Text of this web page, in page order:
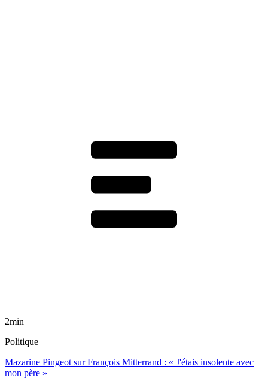
2min
Politique
Mazarine Pingeot sur François Mitterrand : « J'étais insolente avec
mon père »